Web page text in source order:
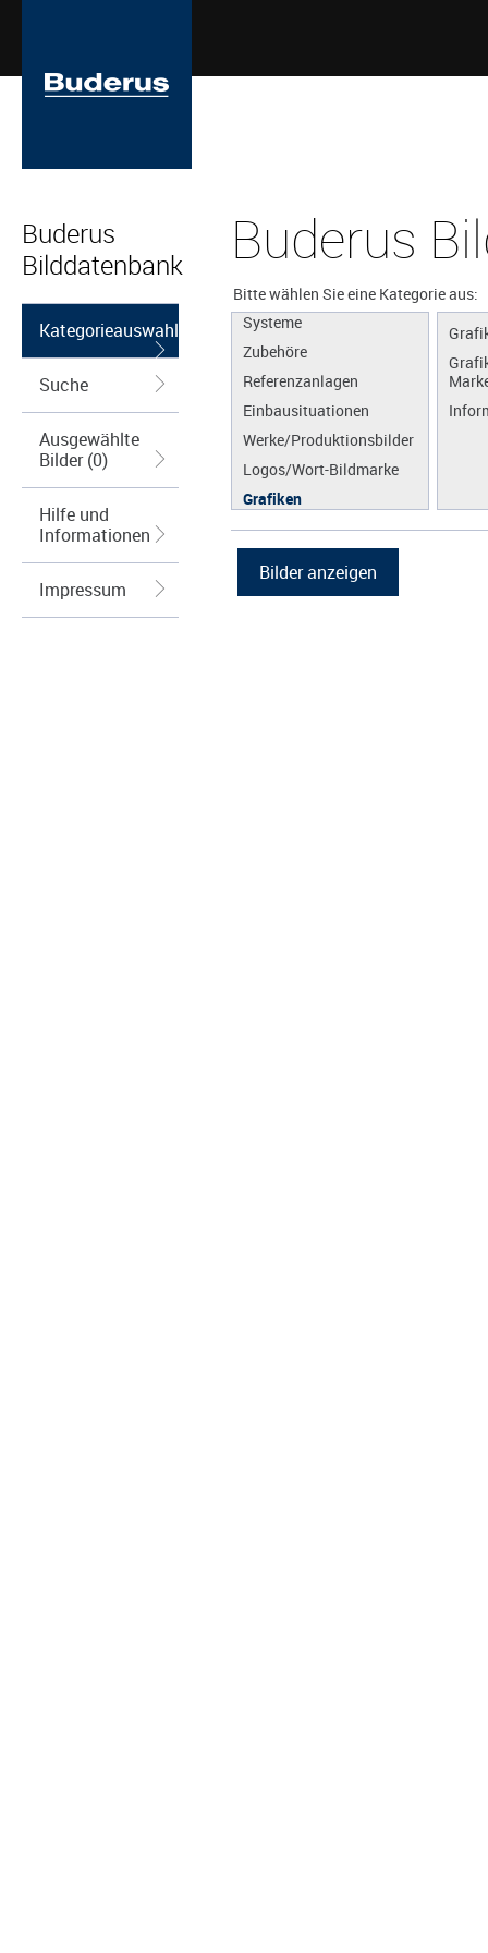
Buderus
Bilddatenbank
Kategorieauswahl
Suche
Ausgewählte
Bilder (0)
Hilfe und
Informationen
Impressum
Buderus
Bitte wählen Sie eine Kategorie aus:
Apps
Produkte
Systeme
Zubehöre
Referenzanlagen
Einbausituationen
Werke/Produktionsbilder
Logos/Wort-Bildmarke
Grafiken